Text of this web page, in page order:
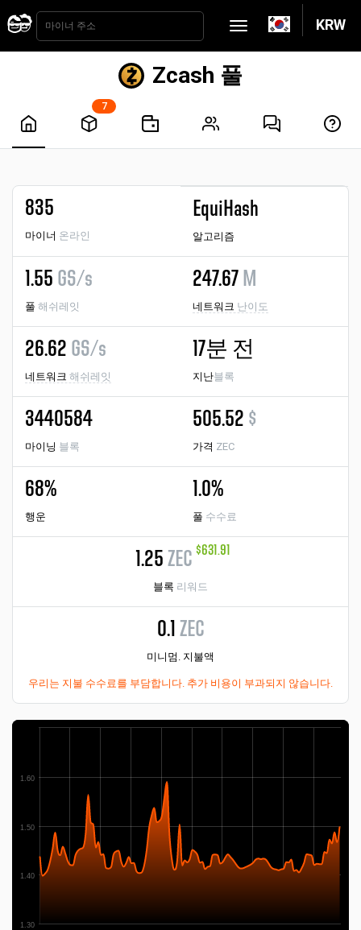
KRW
Zcash 풀
7
835
마이너 온라인
EquiHash
알고리즘
1.55 GS/s
풀 해쉬레잇
247.67 M
네트워크 난이도
26.62 GS/s
네트워크 해쉬레잇
17분 전
지난블록
3440584
마이닝 블록
505.52 $
가격 ZEC
68%
행운
1.0%
풀 수수료
1.25 ZEC $631.91
블록 리워드
0.1 ZEC
미니멈. 지불액
우리는 지불 수수료를 부담합니다. 추가 비용이 부과되지 않습니다.
1.30
1.40
1.50
1.60